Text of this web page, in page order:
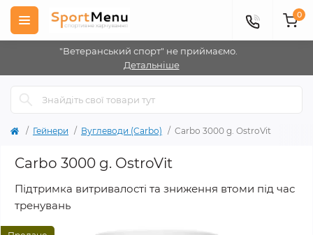
"Ветеранський спорт" не приймаємо.
Детальніше
0
Гейнери Вуглеводи (Carbo) Carbo 3000 g. OstroVit
Carbo 3000 g. OstroVit
Підтримка витривалості та зниження втоми під час
тренувань